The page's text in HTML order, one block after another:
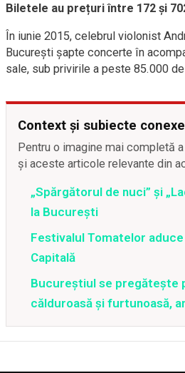
Biletele au prețuri între 172 și
În iunie 2015, celebrul violonist
București șapte concerte în
sale, sub privirile a peste 85.000
Context și subiecte conexe
Pentru o imagine mai completă
și aceste articole relevante din
„Spărgătorul de nuci” și
la București
Festivalul Tomatelor
Capitală
Bucureștiul se pregătește
călduroasă și furtunoasă,